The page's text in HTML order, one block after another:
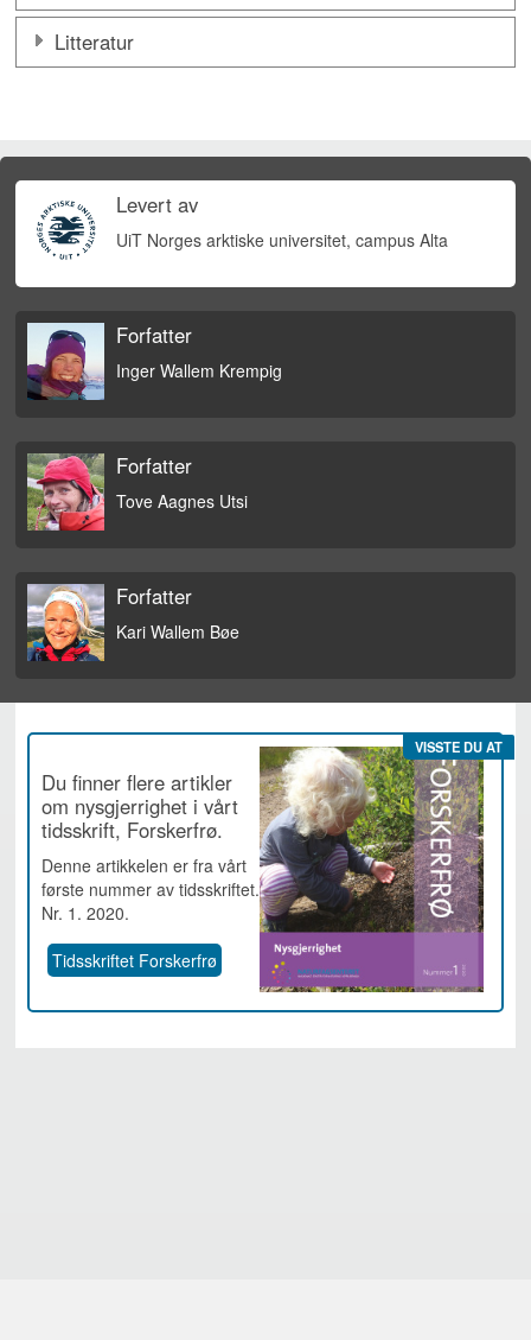
Litteratur
Levert av
UiT Norges arktiske universitet, campus Alta
Forfatter
Inger Wallem Krempig
Forfatter
Tove Aagnes Utsi
Forfatter
Kari Wallem Bøe
VISSTE DU AT
Du finner flere artikler
om nysgjerrighet i vårt
tidsskrift, Forskerfrø.
Denne artikkelen er fra vårt
første nummer av tidsskriftet.
Nr. 1. 2020.
Tidsskriftet Forskerfrø